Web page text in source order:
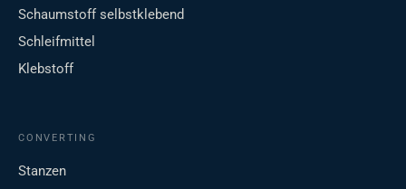
Schaumstoff selbstklebend
Schleifmittel
Klebstoff
CONVERTING
Stanzen